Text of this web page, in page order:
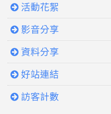
活動花絮
影音分享
資料分享
好站連結
訪客計數